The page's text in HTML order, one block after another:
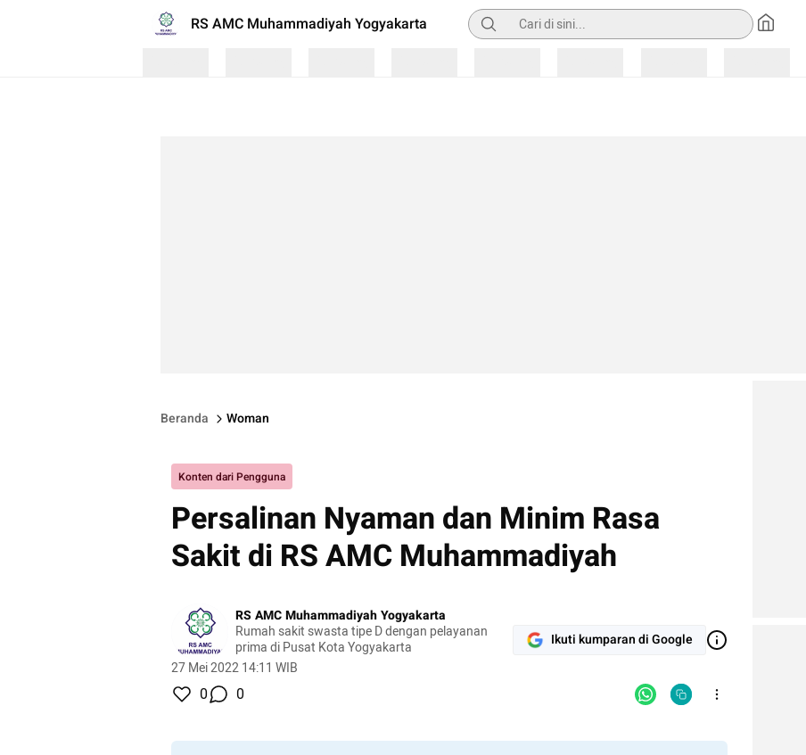
RS AMC Muhammadiyah Yogyakarta Pencarian
Beranda Woman
Konten dari Pengguna
Persalinan Nyaman dan Minim Rasa
Sakit di RS AMC Muhammadiyah
RS AMC Muhammadiyah Yogyakarta
Rumah sakit swasta tipe D dengan pelayanan
prima di Pusat Kota Yogyakarta
27 Mei 2022 14:11 WIB
Ikuti kumparan di Google
0 0